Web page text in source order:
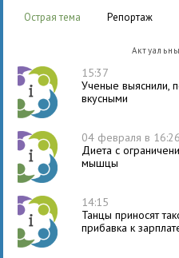
острая тема
репортаж
15:37
Ученые выяснили,
вкусными
04 февраля в 16:26
Диета с
мышцы
14:15
Танцы приносят
прибавка к